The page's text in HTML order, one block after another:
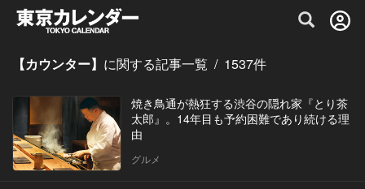
グルメ情報・プレミアムレストラン予約
【カウンター】 に関する記事一覧 / 1537件
焼き鳥通が熱狂する渋谷の隠れ家『とり茶
太郎』。14年目も予約困難であり続ける理
由
グルメ